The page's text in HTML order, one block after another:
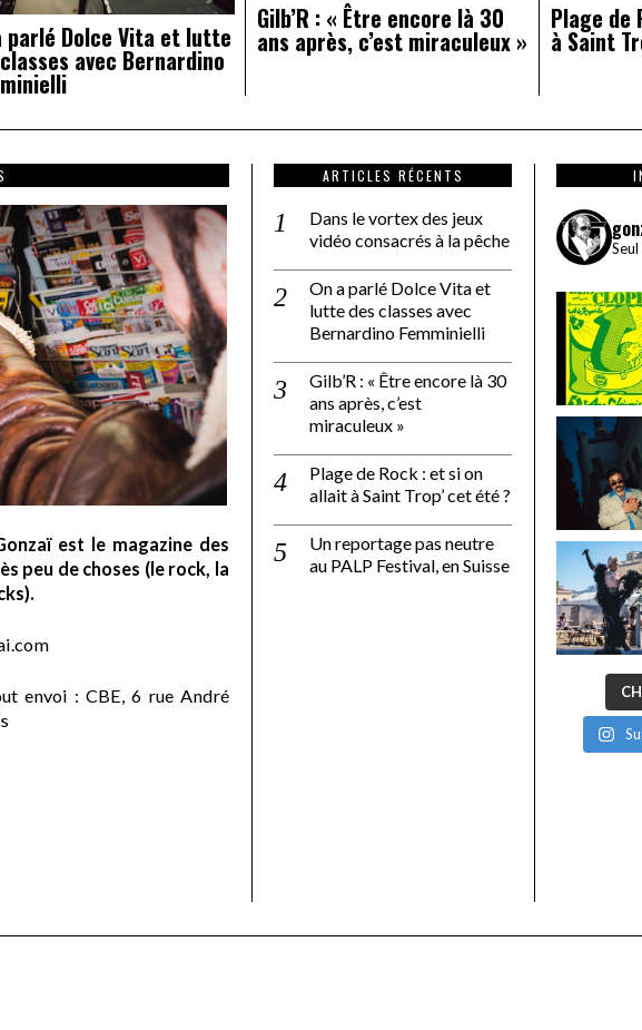
parlé Dolce Vita et lutte
avec Bernardino
Gilb’R : « Être encore là 30
ans après, c’est miraculeux »
Plage
à Saint
est le magazine des
peu de choses (le rock, la
envoi : CBE, 6 rue André
ARTICLES RÉCENTS
Dans le vortex des jeux
vidéo consacrés à la pêche
On a parlé Dolce Vita et
lutte des classes avec
Bernardino Femminielli
Gilb’R : « Être encore là 30
ans après, c’est
miraculeux »
Plage de Rock : et si on
allait à Saint Trop’ cet été ?
Un reportage pas neutre
au PALP Festival, en Suisse